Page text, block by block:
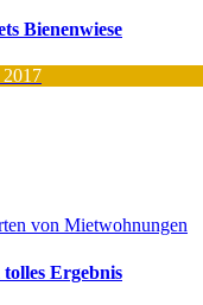
Bienenwiese
2017
von Mietwohnungen
Ergebnis